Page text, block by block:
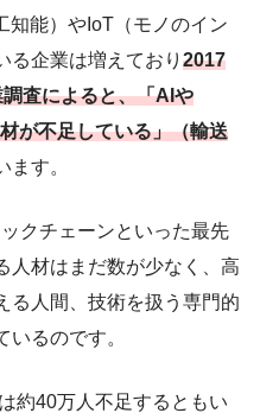
知能）やIoT（モノのイン
る企業は増えており 2017
査によると、「AIや
が不足している」（輸送
ます。
クチェーンといった最先
人材はまだ数が少なく、高
る人間、技術を扱う専門的
るのです。
約40万人不足するともい